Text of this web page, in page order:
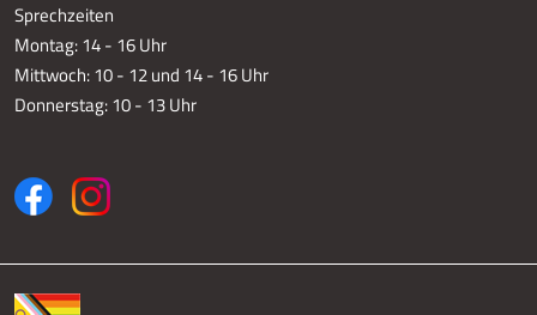
Sprechzeiten
Montag: 14 - 16 Uhr
Mittwoch: 10 - 12 und 14 - 16 Uhr
Donnerstag: 10 - 13 Uhr